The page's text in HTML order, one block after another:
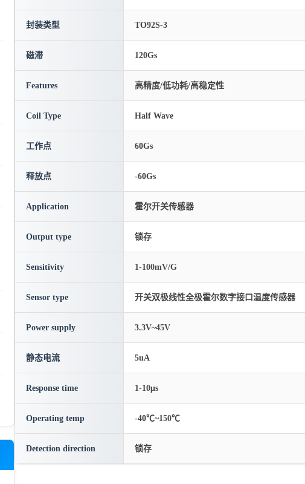
封装类型 TO92S-3
磁滞 120Gs
Features 高精度/低功耗/高稳定性
Coil Type Half Wave
工作点 60Gs
释放点 -60Gs
Application 霍尔开关传感器
Output type 锁存
Sensitivity 1-100mV/G
Sensor type 开关双极线性全极霍尔数字接口温度传感器
Power supply 3.3V~45V
静态电流 5uA
Response time 1-10μs
Operating temp -40℃~150℃
Detection direction 锁存